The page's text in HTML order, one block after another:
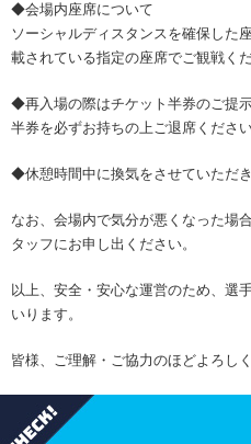
◆会場内座席について
ソーシャルディスタンスを確保した
載されている指定の座席でご観戦くだ
◆再入場の際はチケット半券のご提
半券を必ずお持ちの上ご退席ください
◆休憩時間中に換気をさせていただき
なお、会場内で気分が悪くなった場
タッフにお申し出ください。
以上、安全・安心な運営のため、選
いります。
皆様、ご理解・ご協力のほどよろし